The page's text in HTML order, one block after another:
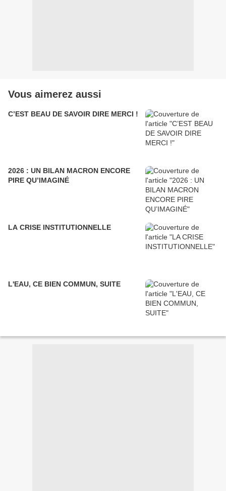
Vous aimerez aussi
C’EST BEAU DE SAVOIR DIRE MERCI !
2026 : UN BILAN MACRON ENCORE
PIRE QU’IMAGINÉ
LA CRISE INSTITUTIONNELLE
L'EAU, CE BIEN COMMUN, SUITE